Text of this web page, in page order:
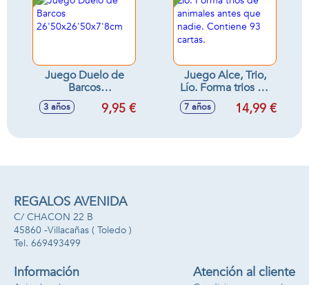
Juego Duelo de
Barcos
26'50x26'50x7'8cm
3 años 9,95 €
Juego Alce, Trio,
Lío. Forma trios de
animales antes que
nadie. Contiene 93
7 años 14,99 €
REGALOS AVENIDA
C/ CHACON 22 B
45860 -Villacañas ( Toledo )
669493499
Información Atención al cliente